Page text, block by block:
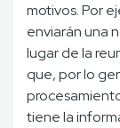
motivos. Por
enviarán una
lugar de la
que, por lo
tiene la